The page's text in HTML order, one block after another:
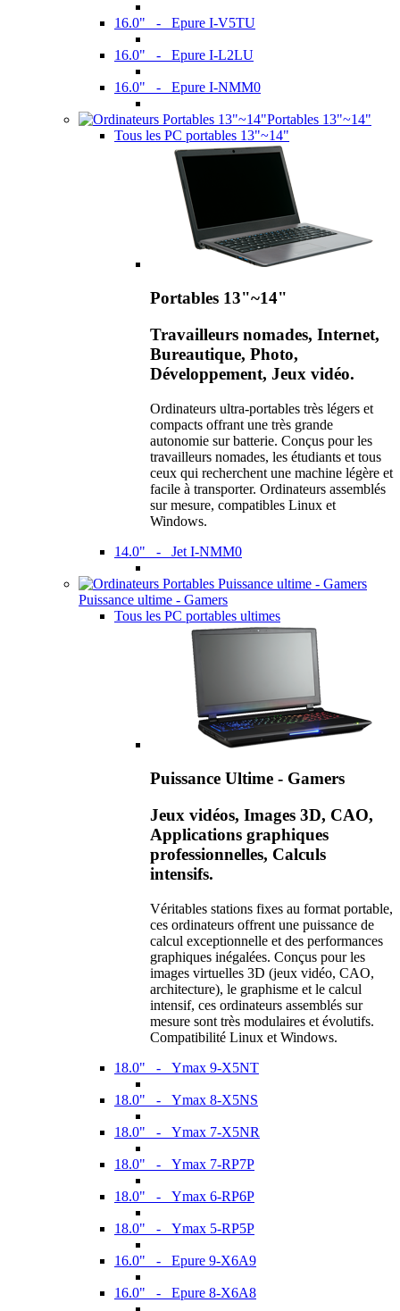
16.0" - Epure I-V5TU
16.0" - Epure I-L2LU
16.0" - Epure I-NMM0
Portables 13"~14"
Tous les PC portables 13"~14"
Portables 13"~14"
Travailleurs nomades, Internet,
Bureautique, Photo,
Développement, Jeux vidéo.
Ordinateurs ultra-portables très légers et
compacts offrant une très grande
autonomie sur batterie. Conçus pour les
travailleurs nomades, les étudiants et tous
ceux qui recherchent une machine légère et
facile à transporter. Ordinateurs assemblés
sur mesure, compatibles Linux et
Windows.
14.0" - Jet I-NMM0
Puissance ultime - Gamers
Tous les PC portables ultimes
Puissance Ultime - Gamers
Jeux vidéos, Images 3D, CAO,
Applications graphiques
professionnelles, Calculs
intensifs.
Véritables stations fixes au format portable,
ces ordinateurs offrent une puissance de
calcul exceptionnelle et des performances
graphiques inégalées. Conçus pour les
images virtuelles 3D (jeux vidéo, CAO,
architecture), le graphisme et le calcul
intensif, ces ordinateurs assemblés sur
mesure sont très modulaires et évolutifs.
Compatibilité Linux et Windows.
18.0" - Ymax 9-X5NT
18.0" - Ymax 8-X5NS
18.0" - Ymax 7-X5NR
18.0" - Ymax 7-RP7P
18.0" - Ymax 6-RP6P
18.0" - Ymax 5-RP5P
16.0" - Epure 9-X6A9
16.0" - Epure 8-X6A8